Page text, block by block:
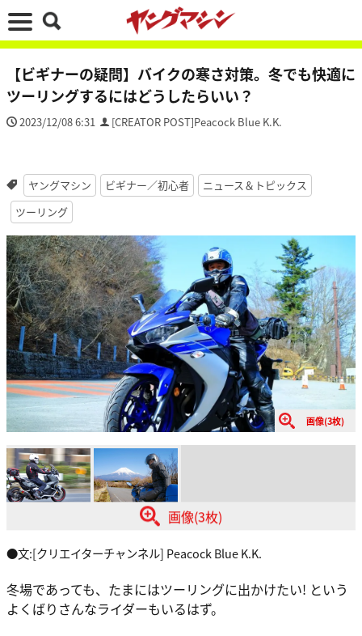
【ビギナーの疑問】バイクの寒さ対策。冬でも快適に
ツーリングするにはどうしたらいい？
2023/12/08 6:31 [CREATOR POST]Peacock Blue K.K.
ヤングマシン ビギナー／初心者
ニュース＆トピックス
ツーリング
画像(3枚)
画像(3枚)
●文:[クリエイターチャンネル] Peacock Blue K.K.
冬場であっても、たまにはツーリングに出かけたい! という
よくばりさんなライダーもいるはず。